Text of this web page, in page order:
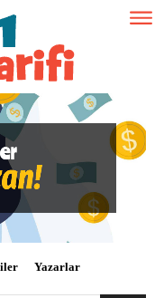
Yazarlar